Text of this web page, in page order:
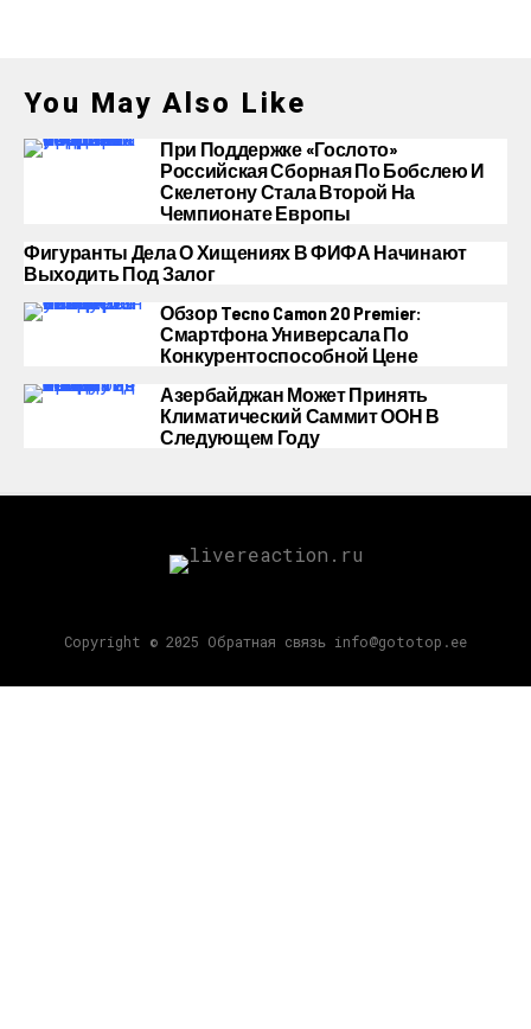
You May Also Like
При Поддержке «Гослото»
Российская Сборная По Бобслею И
Скелетону Стала Второй На
Чемпионате Европы
Фигуранты Дела О Хищениях В ФИФА Начинают
Выходить Под Залог
Обзор Tecno Camon 20 Premier:
Смартфона Универсала По
Конкурентоспособной Цене
Азербайджан Может Принять
Климатический Саммит ООН В
Следующем Году
Copyright © 2025 Обратная связь info@gototop.ee